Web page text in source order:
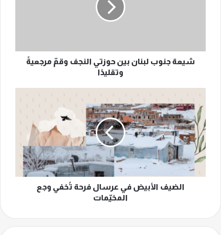
وتقليدًا
شيعة جنوب لبنان بين حوزتي النجف وقمّ مرجعيةً
وتقليدًا
الأبيض
في
عرسال
فرحة
تُخفي
وجع
المخيّمات
الضيف الأبيض في عرسال فرحة تُخفي وجع
المخيّمات